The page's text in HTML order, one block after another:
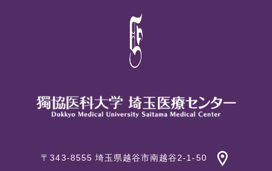
〒343-8555 埼玉県越谷市南越谷2-1-50